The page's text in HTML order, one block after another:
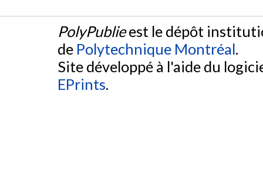
PolyPublieest le dépôt
de Polytechnique Montréal.
Site développé à l'aide du
EPrints.